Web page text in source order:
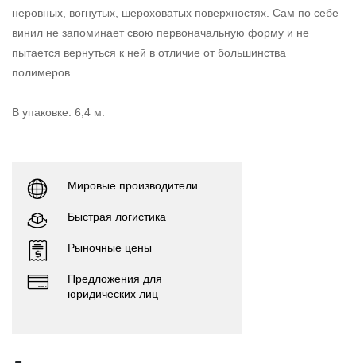
неровных, вогнутых, шероховатых поверхностях. Сам по себе
винил не запоминает свою первоначальную форму и не
пытается вернуться к ней в отличие от большинства
полимеров.
В упаковке: 6,4 м.
Мировые производители
Быстрая логистика
Рыночные цены
Предложения для
юридических лиц